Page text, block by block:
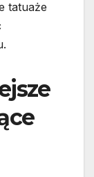
tatuaże